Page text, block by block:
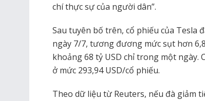
chí thực sự của người dân”.
Sau tuyên bố trên, cổ phiếu của Tesla
ngày 7/7, tương đương mức sụt hơn
khoảng 68 tỷ USD chỉ trong một ngày.
ở mức 293,94 USD/cổ phiếu.
Theo dữ liệu từ Reuters, nếu đà giảm